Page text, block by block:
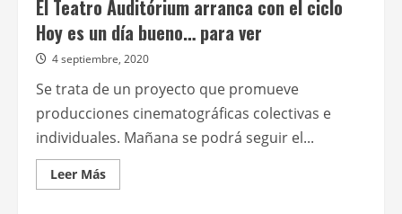
El Teatro Auditórium arranca con el ciclo
Hoy es un día bueno… para ver
4 septiembre, 2020
Se trata de un proyecto que promueve
producciones cinematográficas colectivas e
individuales. Mañana se podrá seguir el...
Leer MásLeer
más